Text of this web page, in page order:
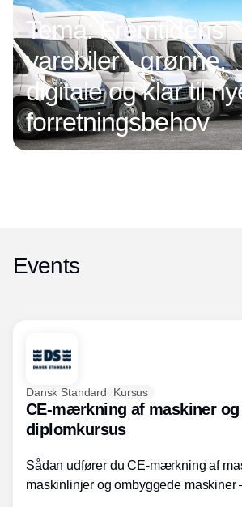
Tema: Fremtidens
varebiler - grønne,
digitale og klar til
forretningsbehov
Events
Dansk Standard Kursus
CE-mærkning af maskiner
diplomkursus
Sådan udfører du CE-mærkning af
maskinlinjer og ombyggede maskiner